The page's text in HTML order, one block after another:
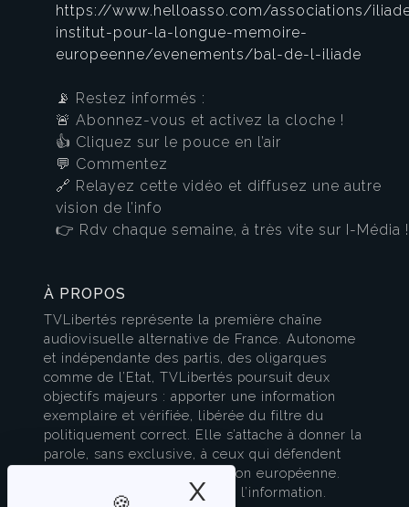
X Masquer le
https://www.helloasso.com/associations/
institut-pour-la-longue-memoire-
europeenne/evenements/bal-de-l-iliade
📡 Restez informés :
🚨 Abonnez-vous et activez la cloche !
👍 Cliquez sur le pouce en l’air
💬 Commentez
🔗 Relayez cette vidéo et diffusez une autre
vision de l’info
👉 Rdv chaque semaine, à très vite sur I-Média !
À PROPOS
TVLibertés représente la première chaîne
audiovisuelle alternative de France. Autonome
et indépendante des partis, des oligarques
comme de l’Etat, TVLibertés poursuit deux
objectifs majeurs : apporter une information
exemplaire et vérifiée, libérée du filtre du
politiquement correct. Elle s’attache à donner la
parole, sans exclusive, à ceux qui défendent
l’esprit français et la civilisation européenne.
TVLibertés est à la pointe de l’information.